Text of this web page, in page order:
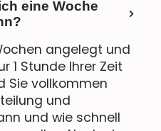
eine Woche
angelegt und
1 Stunde Ihrer Zeit
Sie vollkommen
und
und wie schnell